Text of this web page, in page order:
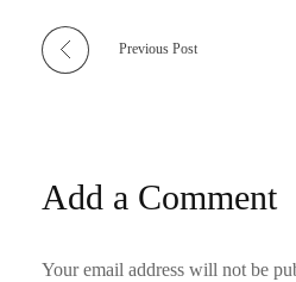
Previous Post
Add a Comment
Your email address will not be